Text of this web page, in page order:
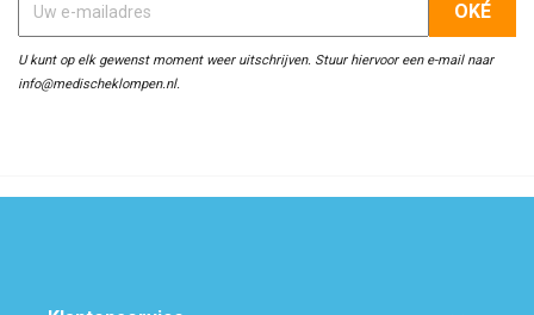
U kunt op elk gewenst moment weer uitschrijven. Stuur hiervoor een e-mail naar
info@medischeklompen.nl.